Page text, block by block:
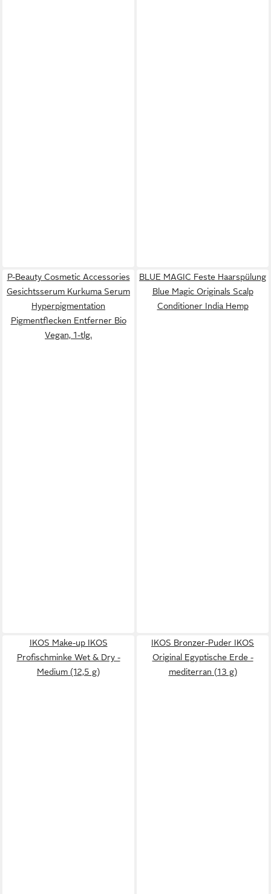
P-Beauty Cosmetic Accessories
Gesichtsserum Kurkuma Serum
Hyperpigmentation
Pigmentflecken Entferner Bio
Vegan, 1-tlg.
BLUE MAGIC Feste Haarspülung
Blue Magic Originals Scalp
Conditioner India Hemp
IKOS Make-up IKOS
Profischminke Wet & Dry -
Medium (12,5 g)
IKOS Bronzer-Puder IKOS
Original Egyptische Erde -
mediterran (13 g)